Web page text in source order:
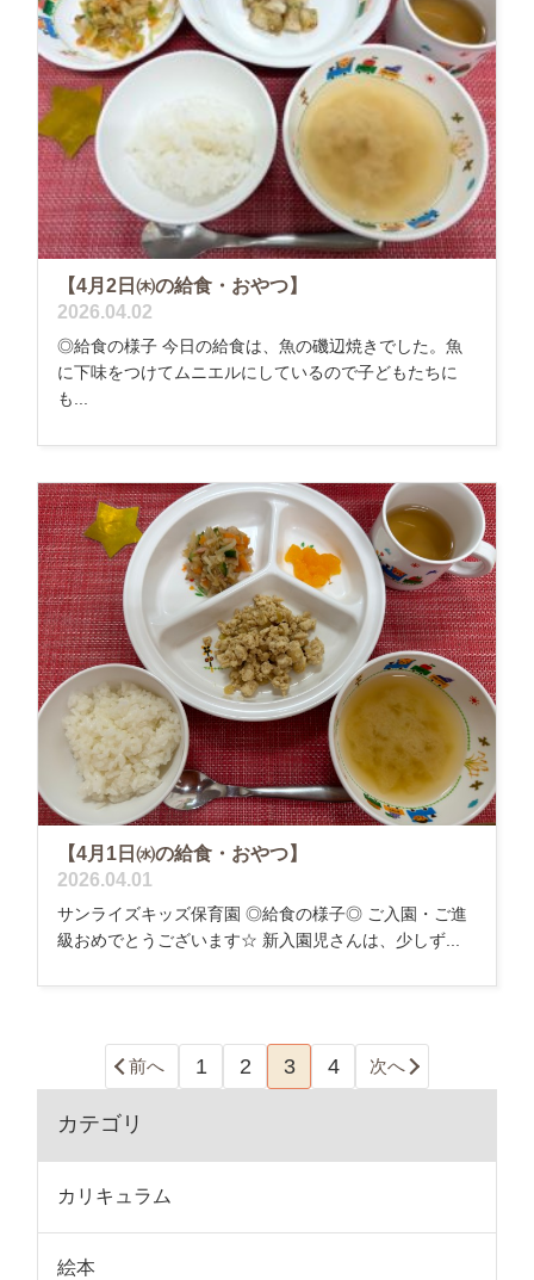
【4月2日㈭の給食・おやつ】
2026.04.02
◎給食の様子 今日の給食は、魚の磯辺焼きでした。魚
に下味をつけてムニエルにしているので子どもたちに
も...
【4月1日㈬の給食・おやつ】
2026.04.01
サンライズキッズ保育園 ◎給食の様子◎ ご入園・ご進
級おめでとうございます☆ 新入園児さんは、少しず...
前へ 1 2 3 4 次へ
カテゴリ
カリキュラム
絵本